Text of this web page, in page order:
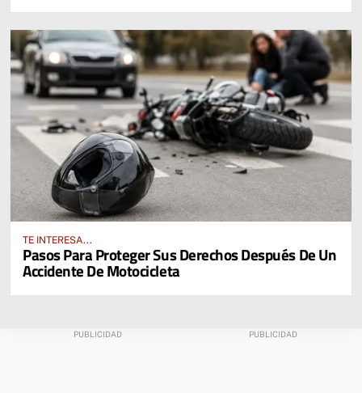
TE INTERESA...
Pasos Para Proteger Sus Derechos Después De Un
Accidente De Motocicleta